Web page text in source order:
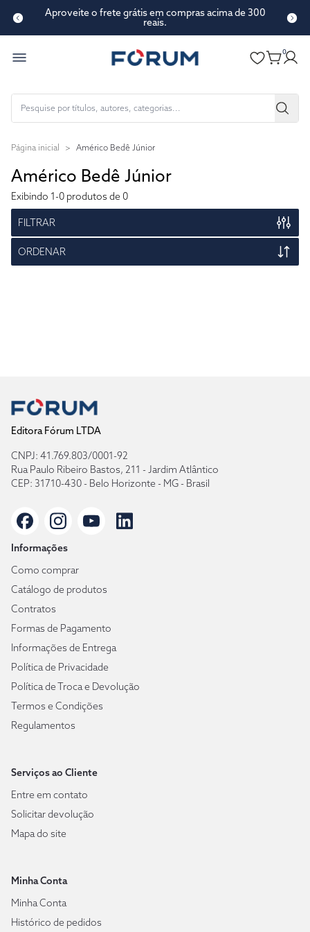
Aproveite o frete grátis em compras acima de 300
reais.
0
Página inicial > Américo Bedê Júnior
Américo Bedê Júnior
Exibindo 1-0 produtos de 0
FILTRAR
ORDENAR
Editora Fórum LTDA
CNPJ: 41.769.803/0001-92
Rua Paulo Ribeiro Bastos, 211 - Jardim Atlântico
CEP: 31710-430 - Belo Horizonte - MG - Brasil
Informações
Como comprar
Catálogo de produtos
Contratos
Formas de Pagamento
Informações de Entrega
Política de Privacidade
Política de Troca e Devolução
Termos e Condições
Regulamentos
Serviços ao Cliente
Entre em contato
Solicitar devolução
Mapa do site
Minha Conta
Minha Conta
Histórico de pedidos